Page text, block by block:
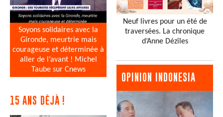
Soyons solidaires avec la
Gironde, meurtrie mais
courageuse et déterminée à
aller de l’avant ! Michel
Taube sur Cnews
15 ANS DÉJÀ !
Neuf livres pour un été de
traversées. La chronique
d’Anne Dézîles
OPINION INDONESIA